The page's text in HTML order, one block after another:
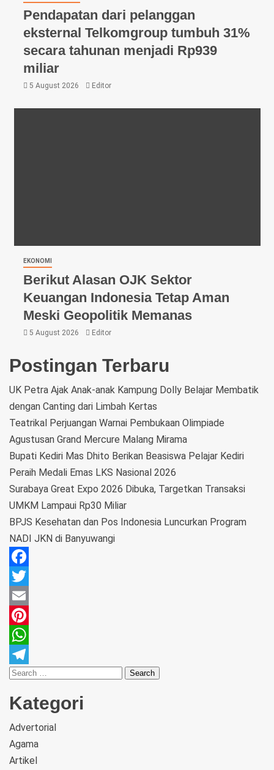
Pendapatan dari pelanggan
eksternal Telkomgroup tumbuh 31%
secara tahunan menjadi Rp939
miliar
5 August 2026 Editor
EKONOMI
Berikut Alasan OJK Sektor
Keuangan Indonesia Tetap Aman
Meski Geopolitik Memanas
5 August 2026 Editor
Postingan Terbaru
UK Petra Ajak Anak-anak Kampung Dolly Belajar Membatik
dengan Canting dari Limbah Kertas
Teatrikal Perjuangan Warnai Pembukaan Olimpiade
Agustusan Grand Mercure Malang Mirama
Bupati Kediri Mas Dhito Berikan Beasiswa Pelajar Kediri
Peraih Medali Emas LKS Nasional 2026
Surabaya Great Expo 2026 Dibuka, Targetkan Transaksi
UMKM Lampaui Rp30 Miliar
BPJS Kesehatan dan Pos Indonesia Luncurkan Program
NADI JKN di Banyuwangi
Facebook
Twitter
Email
Pinterest
WhatsApp
Telegram
Kategori
Advertorial
Agama
Artikel